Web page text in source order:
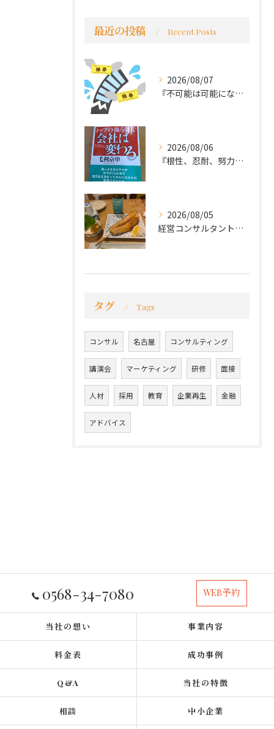
最近の投稿 Recent Posts
2026/08/07
『不可能は可能になる』
2026/08/06
『根性、忍耐、努力という言葉は死語なのか』
2026/08/05
経営コンサルタントのモーちゃん・毛利京申です。
タグ Tags
コンサル 名古屋 コンサルティング
講演会 マーケティング 研修 面接
人材 採用 教育 企業再生 金融
アドバイス
0568-34-7080 WEB予約
当社の想い 事業内容
料金表 成功事例
Q&A 当社の特徴
相談 中小企業